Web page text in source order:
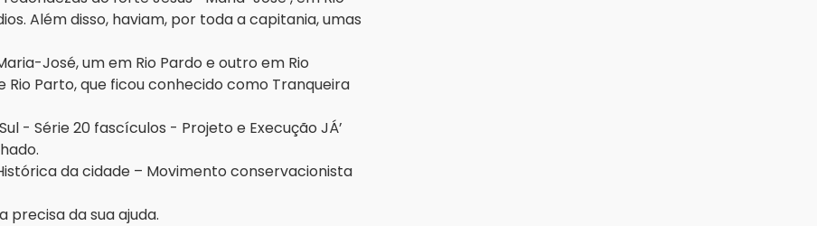
Além disso, haviam, por toda a capitania, umas
José, um em Rio Pardo e outro em Rio
Parto, que ficou conhecido como Tranqueira
- Série 20 fascículos - Projeto e Execução JÁ’
da cidade – Movimento conservacionista
precisa da sua ajuda.